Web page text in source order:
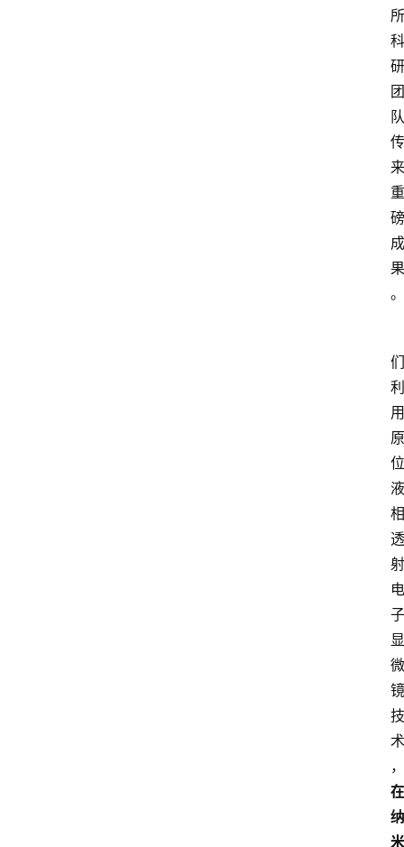
所
科
研
团
队
传
来
重
磅
成
果
。
们
利
用
原
位
液
相
透
射
电
子
显
微
镜
技
术
，
在
纳
米